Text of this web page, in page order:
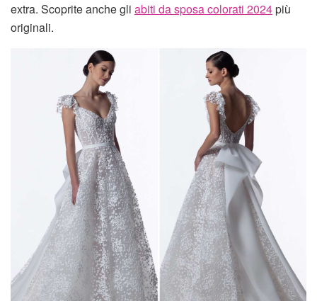
extra. Scoprite anche gli abiti da sposa colorati 2024più
originali.